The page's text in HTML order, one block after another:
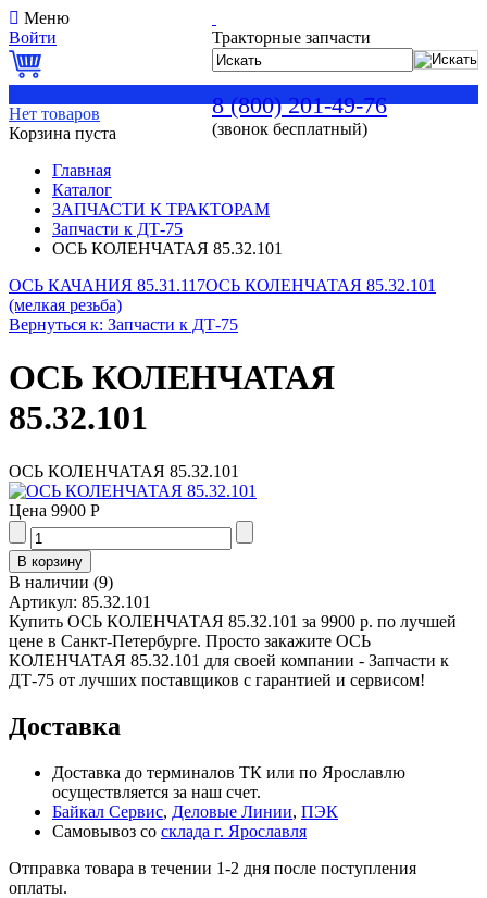
Тракторные запчасти
8 (800) 201-49-76
(звонок бесплатный)
Меню
Войти
Нет товаров
Корзина пуста
Главная
Каталог
ЗАПЧАСТИ К ТРАКТОРАМ
Запчасти к ДТ-75
ОСЬ КОЛЕНЧАТАЯ 85.32.101
ОСЬ КАЧАНИЯ 85.31.117ОСЬ КОЛЕНЧАТАЯ 85.32.101
(мелкая резьба)
Вернуться к: Запчасти к ДТ-75
ОСЬ КОЛЕНЧАТАЯ
85.32.101
ОСЬ КОЛЕНЧАТАЯ 85.32.101
Цена 9900 Р
В наличии (9)
Артикул: 85.32.101
Купить ОСЬ КОЛЕНЧАТАЯ 85.32.101 за 9900 р. по лучшей
цене в Санкт-Петербурге. Просто закажите ОСЬ
КОЛЕНЧАТАЯ 85.32.101 для своей компании - Запчасти к
ДТ-75 от лучших поставщиков с гарантией и сервисом!
Доставка
Доставка до терминалов ТК или по Ярославлю
осуществляется за наш счет.
Байкал Сервис, Деловые Линии, ПЭК
Самовывоз со склада г. Ярославля
Отправка товара в течении 1-2 дня после поступления
оплаты.